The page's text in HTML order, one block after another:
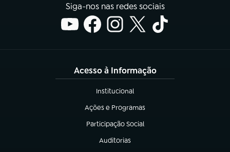
Siga-nos nas redes sociais
Acesso à Informação
Institucional
(abre em nova aba)
Ações e Programas
(abre em nova aba)
Participação Social
(abre em nova aba)
Auditorias
(abre em nova aba)